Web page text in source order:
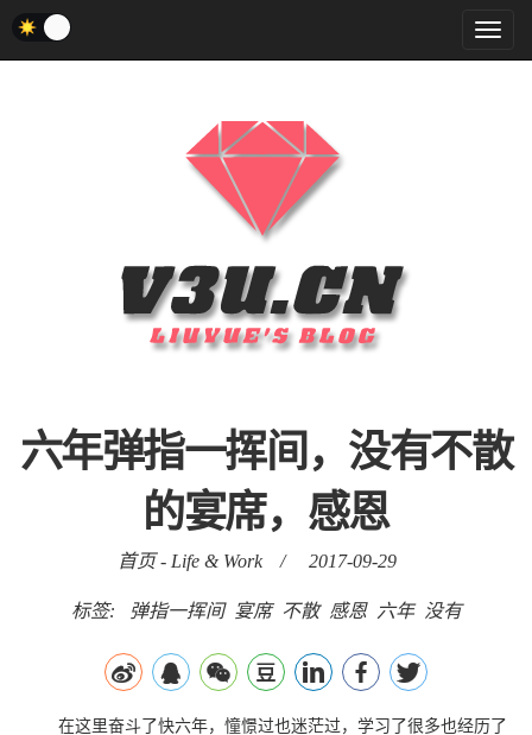
菜
单
六年弹指一挥间，没有不散
的宴席，感恩
首页- Life & Work / 2017-09-29
标签: 弹指一挥间 宴席 不散 感恩 六年 没有
在这里奋斗了快六年，憧憬过也迷茫过，学习了很多也经历了